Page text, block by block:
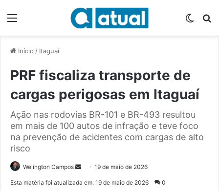
Início / Itaguaí
PRF fiscaliza transporte de
cargas perigosas em Itaguaí
Ação nas rodovias BR-101 e BR-493 resultou
em mais de 100 autos de infração e teve foco
na prevenção de acidentes com cargas de alto
risco
Welington Campos 19 de maio de 2026
Esta matéria foi atualizada em: 19 de maio de 2026 0